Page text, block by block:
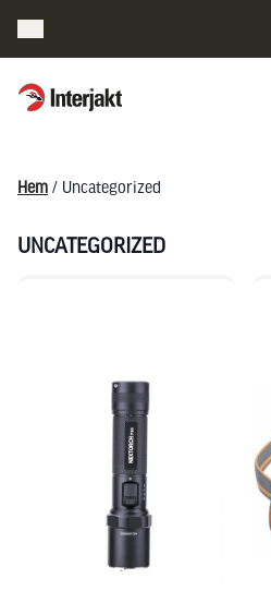
Interjakt SE
Hem / Uncategorized
UNCATEGORIZED